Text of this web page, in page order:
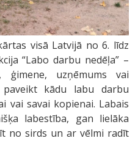
visā Latvijā no 6. līdz
“Labo darbu nedēļa” –
ģimene, uzņēmums vai
kādu labu darbu
vai savai kopienai. Labais
labestība, gan lielāka
no sirds un ar vēlmi radīt